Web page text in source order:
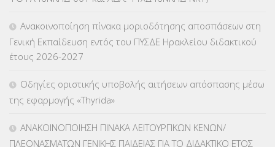
ΚΠγ – ΚΡΑΤΙΚΟ ΠΙΣΤΟΠΟΙΗΤΙΚΟ ΓΛΩΣΣΟΜΑΘΕΙΑΣ(135)
ΚΠπ- ΚΡΑΤΙΚΟ ΠΙΣΤΟΠΟΙΗΤΙΚΟ ΠΛΗΡΟΦΟΡΙΚΗΣ
ΛΟΙΠΑ(309)
Ανακοινοποίηση πίνακα μοριοδότησης αποσπάσεων στη
Γενική Εκπαίδευση εντός του ΠΥΣΔΕ Ηρακλείου διδακτικού
έτους 2026-2027
Οδηγίες οριστικής υποβολής αιτήσεων απόσπασης μέσω
της εφαρμογής «Thyrida»
ΑΝΑΚΟΙΝΟΠΟΙΗΣΗ ΠΙΝΑΚΑ ΛΕΙΤΟΥΡΓΙΚΩΝ ΚΕΝΩΝ/
ΠΛΕΟΝΑΣΜΑΤΩΝ ΓΕΝΙΚΗΣ ΠΑΙΔΕΙΑΣ ΓΙΑ ΤΟ ΔΙΔΑΚΤΙΚΟ ΕΤΟΣ